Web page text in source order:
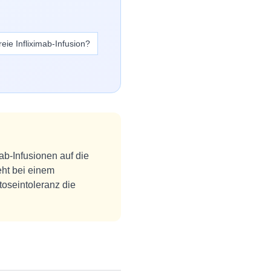
Infliximab-Infusion?
Infusionen auf die
bei einem
die